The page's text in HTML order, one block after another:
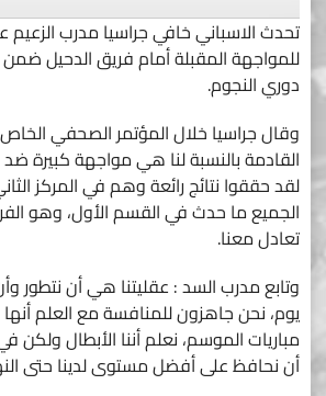
تحدث الاسباني خافي جراسيا مدرب الزعيم
دوري النجوم.
وقال جراسيا خلال المؤتمر الصحفي الخاص
القادمة بالنسبة لنا هي مواجهة كبيرة ضد
لقد حققوا نتائج رائعة وهم في المركز
الجميع ما حدث في القسم الأول، وهو
تعادل معنا.
وتابع مدرب السد : عقليتنا هي أن نتطور
يوم، نحن جاهزون للمنافسة مع العلم
مباريات الموسم، نعلم أننا الأبطال
أن نحافظ على أفضل مستوى لدينا حتى